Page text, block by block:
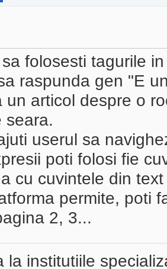
folosesti tagurile
raspunda gen "E
un articol despre o
seara.
userul sa
poti folosi fie
cu cuvintele din
permite, poti
2, 3...
la institutiile